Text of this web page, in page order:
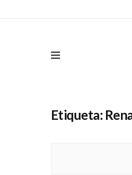
Etiqueta: